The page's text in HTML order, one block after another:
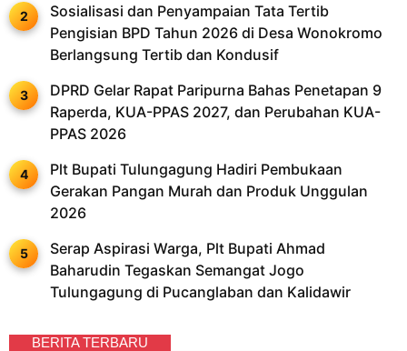
Sosialisasi dan Penyampaian Tata Tertib
Pengisian BPD Tahun 2026 di Desa Wonokromo
Berlangsung Tertib dan Kondusif
DPRD Gelar Rapat Paripurna Bahas Penetapan 9
Raperda, KUA-PPAS 2027, dan Perubahan KUA-
PPAS 2026
Plt Bupati Tulungagung Hadiri Pembukaan
Gerakan Pangan Murah dan Produk Unggulan
2026
Serap Aspirasi Warga, Plt Bupati Ahmad
Baharudin Tegaskan Semangat Jogo
Tulungagung di Pucanglaban dan Kalidawir
BERITA TERBARU